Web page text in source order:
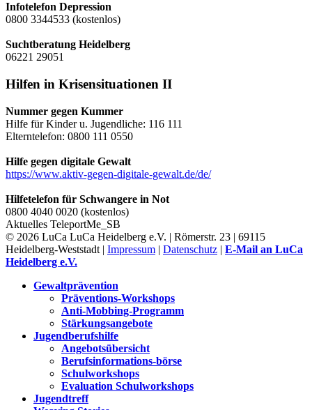
Infotelefon Depression
0800 3344533 (kostenlos)
Suchtberatung Heidelberg
06221 29051
Hilfen in Krisensituationen II
Nummer gegen Kummer
Hilfe für Kinder u. Jugendliche: 116 111
Elterntelefon: 0800 111 0550
Hilfe gegen digitale Gewalt
https://www.aktiv-gegen-digitale-gewalt.de/de/
Hilfetelefon für Schwangere in Not
0800 4040 0020 (kostenlos)
Aktuelles TeleportMe_SB
© 2026 LuCa LuCa Heidelberg e.V. | Römerstr. 23 | 69115
Heidelberg-Weststadt | Impressum | Datenschutz | E-Mail an LuCa
Heidelberg e.V.
Gewaltprävention
Präventions-Workshops
Anti-Mobbing-Programm
Stärkungsangebote
Jugendberufshilfe
Angebotsübersicht
Berufsinformations-börse
Schulworkshops
Evaluation Schulworkshops
Jugendtreff